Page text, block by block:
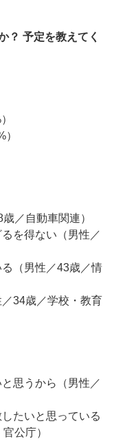
？ 予定を教えてく
／自動車関連）
を得ない（男性／
（男性／43歳／情
34歳／学校・教育
思うから（男性／
たいと思っている
公庁）